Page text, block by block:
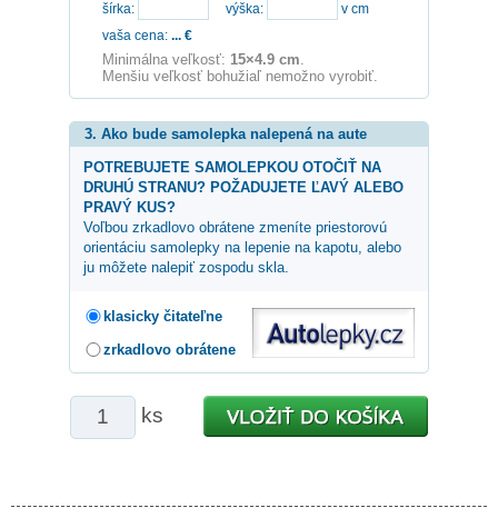
šírka:
výška:
v cm
vaša cena: ... €
Minimálna veľkosť: 15×4.9 cm.
Menšiu veľkosť bohužiaľ nemožno vyrobiť.
3. Ako bude samolepka nalepená na aute
POTREBUJETE SAMOLEPKOU OTOČIŤ NA
DRUHÚ STRANU? POŽADUJETE ĽAVÝ ALEBO
PRAVÝ KUS?
Voľbou zrkadlovo obrátene zmeníte priestorovú
orientáciu samolepky na lepenie na kapotu, alebo
ju môžete nalepiť zospodu skla.
klasicky čitateľne
zrkadlovo obrátene
ks